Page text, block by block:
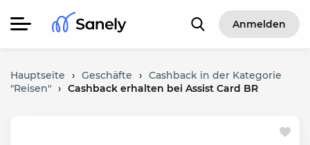
Anmelden
Hauptseite › Geschäfte › Cashback in der Kategorie
"Reisen" › Cashback erhalten bei Assist Card BR